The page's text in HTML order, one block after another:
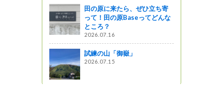
田の原に来たら、ぜひ立ち寄
って！田の原Baseってどんな
ところ？
2026.07.16
試練の山「御嶽」
2026.07.15